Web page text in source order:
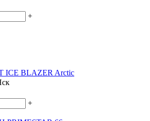
+
ICE BLAZER Arctic
+